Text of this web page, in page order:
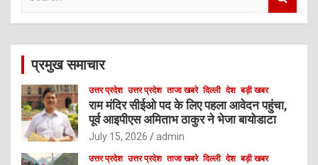
c
प्रमुख समाचार
उत्तर प्रदेश उत्तर प्रदेश ताजा खबरे दिल्ली देश बड़ी खबर
राम मंदिर सीईओ पद के लिए पहला आवेदन पहुंचा,
पूर्व आइपीएस अमिताभ ठाकुर ने भेजा बायोडाटा
July 15, 2026 admin
उत्तर प्रदेश उत्तर प्रदेश ताजा खबरे दिल्ली देश बड़ी खबर